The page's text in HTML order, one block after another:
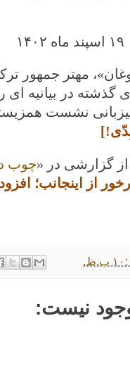
مهتر جمهور
گذشته در بیانیه ای
نشست
از گزارشی در «چوب
از اینجانب؛
نیست: